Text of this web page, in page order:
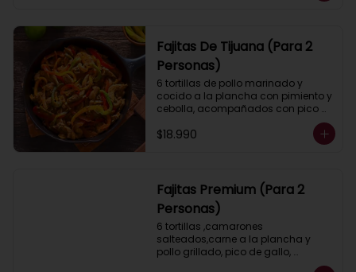
Fajitas De Tijuana (Para 2
Personas)
6 tortillas de pollo marinado y
cocido a la plancha con pimiento y
cebolla, acompañados con pico
salsa ranch (crema ácida), porotos
negros, arroz mexicano y 2 salsas a
$18.990
Fajitas Premium (Para 2
Personas)
6 tortillas ,camarones
salteados,carne a la plancha y
pollo grillado, pico de gallo,
guacamole, lechuga, salsa ranch